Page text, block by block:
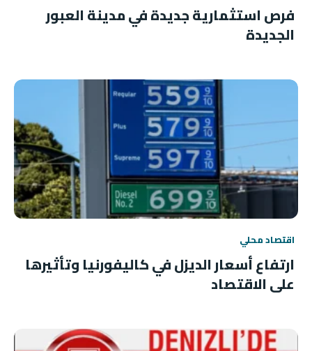
فرص استثمارية جديدة في مدينة العبور
الجديدة
اقتصاد محلي
ارتفاع أسعار الديزل في كاليفورنيا وتأثيرها
على الاقتصاد